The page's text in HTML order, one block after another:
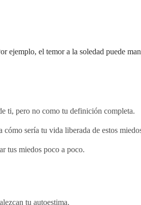
ejemplo, el temor a la soledad puede
ti, pero no como tu definición completa.
sería tu vida liberada de estos
tus miedos poco a poco.
tu autoestima.